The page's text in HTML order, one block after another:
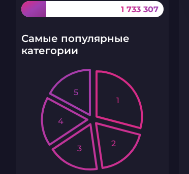
1 733 307
Самые популярные
категории
1
2
3
4
5